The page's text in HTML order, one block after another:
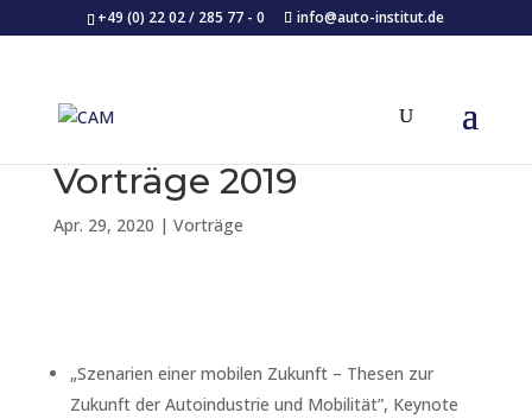
+49 (0) 22 02 / 285 77 - 0 info@auto-institut.de
Vorträge 2019
Apr. 29, 2020 | Vorträge
„Szenarien einer mobilen Zukunft – Thesen zur
Zukunft der Autoindustrie und Mobilität”, Keynote